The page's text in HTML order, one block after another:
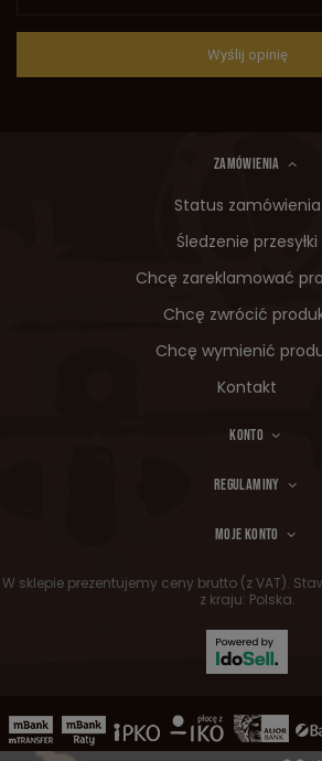
Wyślij opinię
ZAMÓWIENIA
Status zamówienia
Śledzenie przesyłki
Chcę zareklamować
Chcę zwrócić
Chcę wymienić
Kontakt
KONTO
REGULAMINY
MOJE KONTO
W sklepie prezentujemy ceny brutto (z VAT).
z kraju: Polska.